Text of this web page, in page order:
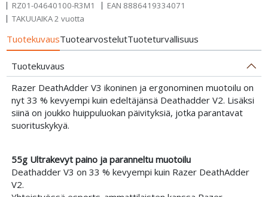
RZ01-04640100-R3M1 EAN 8886419334071
TAKUUAIKA 2 vuotta
TuotekuvausTuotearvostelutTuoteturvallisuus
Tuotekuvaus
Razer DeathAdder V3 ikoninen ja ergonominen muotoilu on
nyt 33 % kevyempi kuin edeltäjänsä Deathadder V2. Lisäksi
siinä on joukko huippuluokan päivityksiä, jotka parantavat
suorituskykyä.
55g Ultrakevyt paino ja paranneltu muotoilu
Deathadder V3 on 33 % kevyempi kuin Razer DeathAdder
V2.